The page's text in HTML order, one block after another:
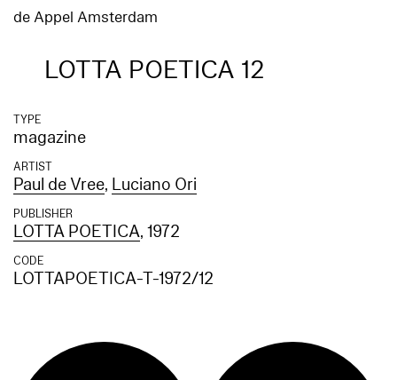
de Appel Amsterdam
LOTTA POETICA 12
TYPE
magazine
ARTIST
Paul de Vree, Luciano Ori
PUBLISHER
LOTTA POETICA, 1972
CODE
LOTTAPOETICA-T-1972/12